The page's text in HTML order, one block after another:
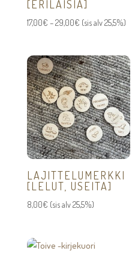
[ERILAISIA]
17,00€ –29,00€Hintaluokka:
-
29,00€
(sis alv 25,5%)
LAJITTELUMERKKI
[LELUT, USEITA]
8,00€ (sis alv 25,5%)